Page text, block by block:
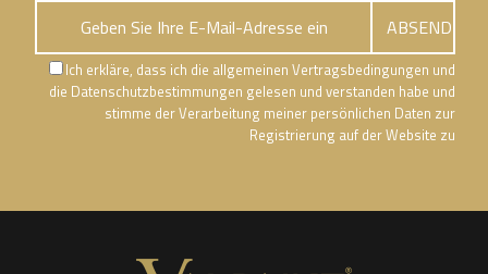
Ich erkläre, dass ich die allgemeinen Vertragsbedingungen und
die Datenschutzbestimmungen gelesen und verstanden habe und
stimme der Verarbeitung meiner persönlichen Daten zur
Registrierung auf der Website zu